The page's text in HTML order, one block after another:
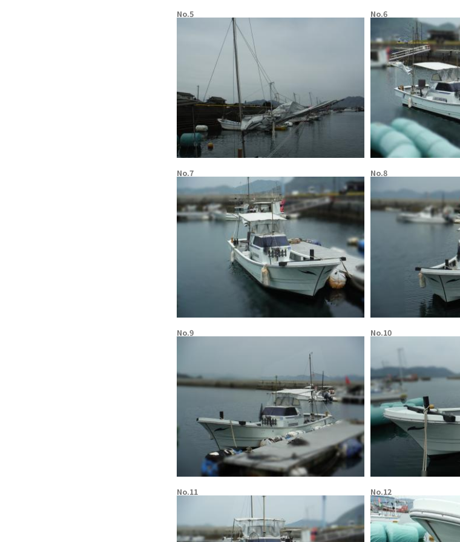
No.5 No.6
No.7 No.8
No.9 No.10
No.11 No.12